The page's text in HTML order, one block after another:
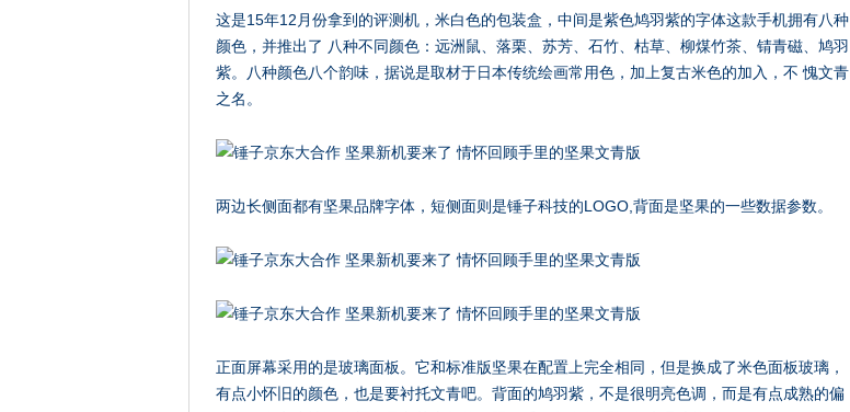
这是15年12月份拿到的评测机，米白色的包装盒，中间是紫色鸠羽紫的字体这款手机拥有八种
颜色，并推出了 八种不同颜色：远洲鼠、落栗、苏芳、石竹、枯草、柳煤竹茶、锖青磁、鸠羽
紫。八种颜色八个韵味，据说是取材于日本传统绘画常用色，加上复古米色的加入，不 愧文青
之名。
两边长侧面都有坚果品牌字体，短侧面则是锤子科技的LOGO,背面是坚果的一些数据参数。
正面屏幕采用的是玻璃面板。它和标准版坚果在配置上完全相同，但是换成了米色面板玻璃，
有点小怀旧的颜色，也是要衬托文青吧。背面的鸠羽紫，不是很明亮色调，而是有点成熟的偏